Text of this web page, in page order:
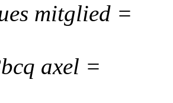
mitglied =
axel =